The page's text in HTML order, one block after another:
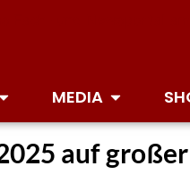
MEDIA
auf